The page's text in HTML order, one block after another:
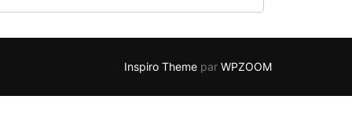
Inspiro Theme par WPZOOM